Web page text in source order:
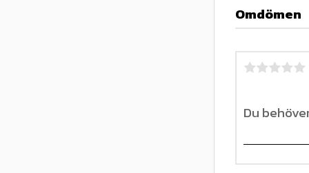
Omdömen